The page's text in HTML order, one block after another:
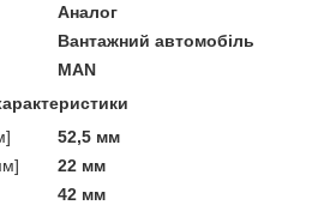
Аналог
Вантажний автомобіль
MAN
52,5 мм
22 мм
42 мм